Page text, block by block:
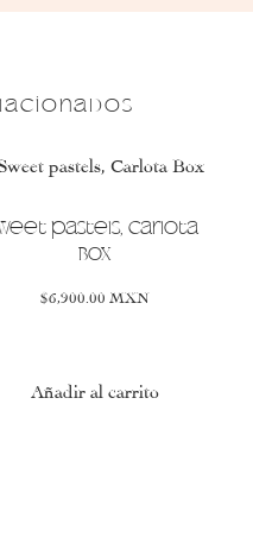
pastels, Carlota
Box
$6,900.00 MXN
Añadir al carrito